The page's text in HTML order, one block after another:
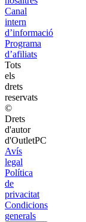
Canal
intern
d’informació
Programa
d’afiliats
Tots
els
drets
reservats
©
Drets
d'autor
d'OutletPC
Avís
legal
Política
de
privacitat
Condicions
generals